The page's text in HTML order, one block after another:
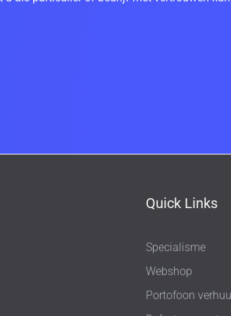
Quick Links
Specialisme
Webshop
Portofoon